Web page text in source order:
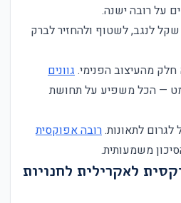
על רובה ישנה.
לנגב, לשטוף ולהחזיר לברק
חלק מהעיצוב הפנימי. גוונים
מט — הכל משפיע על תחושת
לגרום לתאונות.רובה אפוקסית
משמעותית.
לאקרילית לחנויות